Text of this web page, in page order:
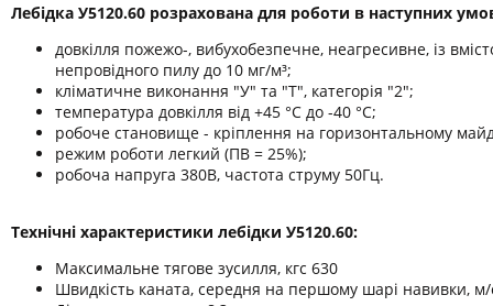
Лебідка У5120.60 розрахована для роботи в наступних
довкілля пожежо-, вибухобезпечне, неагресивне, із
непровідного пилу до 10 мг/м³;
кліматичне виконання "У" та "Т", категорія "2";
температура довкілля від +45 °C до -40 °C;
робоче становище - кріплення на горизонтальному
режим роботи легкий (ПВ = 25%);
робоча напруга 380В, частота струму 50Гц.
Технічні характеристики лебідки У5120.60:
Максимальне тягове зусилля, кгс 630
Швидкість каната, середня на першому шарі навивки, м/